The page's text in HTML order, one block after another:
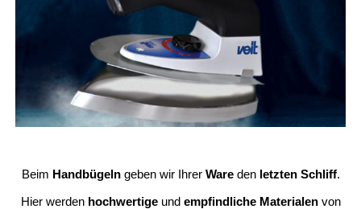
Beim Handbügelngeben wir Ihrer Wareden letzten Schliff.
Hier werden hochwertigeund empfindliche Materialenvon